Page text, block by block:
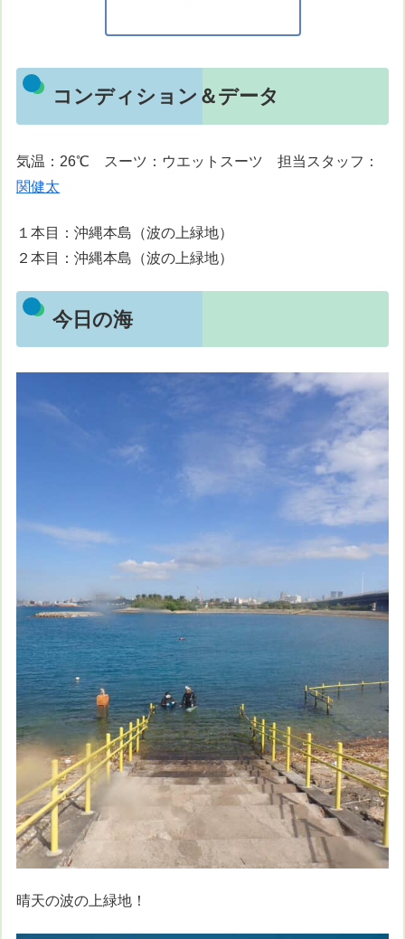
コンディション＆データ
気温：26℃ スーツ：ウエットスーツ 担当スタッフ：
関健太
１本目：沖縄本島（波の上緑地）
２本目：沖縄本島（波の上緑地）
今日の海
晴天の波の上緑地！